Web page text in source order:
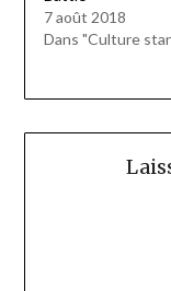
7 août 2018
Dans "Culture